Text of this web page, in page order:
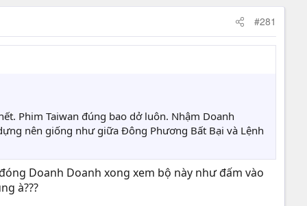
#281
Phim Taiwan đúng bao dở luôn. Nhậm Doanh
nên giống như giữa Đông Phương Bất Bại và Lệnh
Doanh Doanh xong xem bộ này như đấm vào
à???